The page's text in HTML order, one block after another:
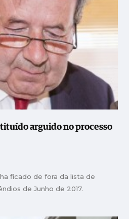
arguido no processo
ficado de fora da lista de
de Junho de 2017.